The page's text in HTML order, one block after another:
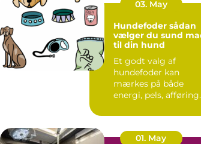
03. May
Hundefoder sådan
vælger du sund
til din hund
Et godt valg af
hundefoder kan
mærkes på både
energi, pels, afføring
hundeejere ople...
01. May